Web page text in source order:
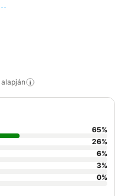
alapján
65%
26%
6%
3%
0%